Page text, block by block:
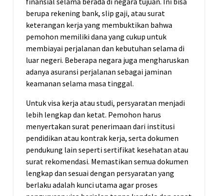
berupa rekening bank, slip gaji, atau surat
keterangan kerja yang membuktikan bahwa
pemohon memiliki dana yang cukup untuk
membiayai perjalanan dan kebutuhan selama di
luar negeri. Beberapa negara juga mengharuskan
adanya asuransi perjalanan sebagai jaminan
keamanan selama masa tinggal.
Untuk visa kerja atau studi, persyaratan menjadi
lebih lengkap dan ketat. Pemohon harus
menyertakan surat penerimaan dari institusi
pendidikan atau kontrak kerja, serta dokumen
pendukung lain seperti sertifikat kesehatan atau
surat rekomendasi. Memastikan semua dokumen
lengkap dan sesuai dengan persyaratan yang
berlaku adalah kunci utama agar proses